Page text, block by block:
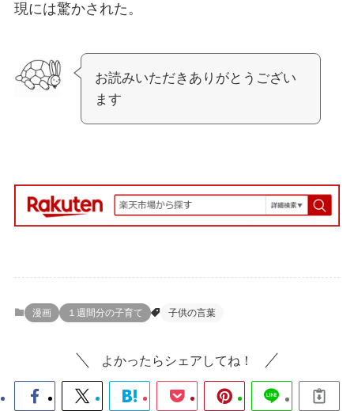
現には驚かされた。
お読みいただきありがとうござい
ます
漫画 １週間分の子育て 子供の言葉
よかったらシェアしてね！